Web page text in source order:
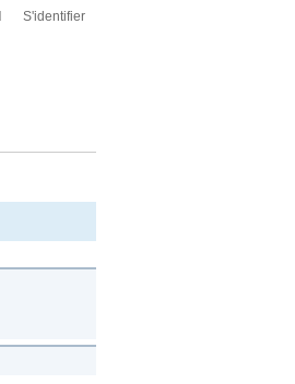
S'identifier